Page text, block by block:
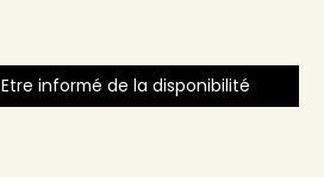
Etre informé de la disponibilité